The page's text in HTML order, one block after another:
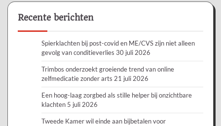
Recente berichten
Spierklachten bij post-covid en ME/CVS zijn niet alleen
gevolg van conditieverlies 30 juli 2026
Trimbos onderzoekt groeiende trend van online
zelfmedicatie zonder arts 21 juli 2026
Een hoog-laag zorgbed als stille helper bij onzichtbare
klachten 5 juli 2026
Tweede Kamer wil einde aan bijbetalen voor